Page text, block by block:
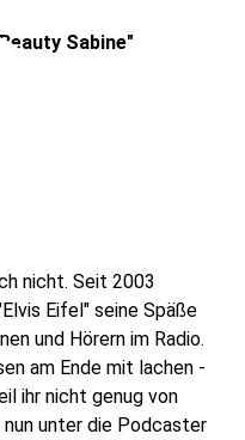
Sabine"
nicht. Seit 2003
Eifel" seine Späße
und Hörern im Radio.
am Ende mit lachen -
ihr nicht genug von
unter die Podcaster